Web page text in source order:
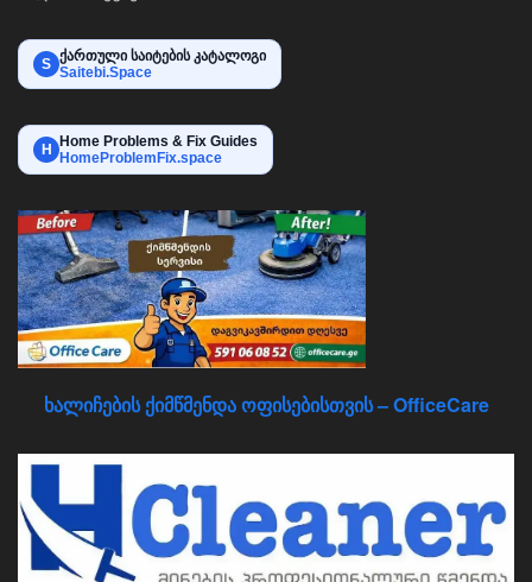
S ქართული საიტების კატალოგი
Saitebi.Space
H Home Problems & Fix Guides
HomeProblemFix.space
ხალიჩების ქიმწმენდა ოფისებისთვის – OfficeCare